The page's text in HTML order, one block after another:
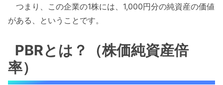
つまり、この企業の1株には、1,000円分の純資産の価値
がある、ということです。
PBRとは？（株価純資産倍
率）